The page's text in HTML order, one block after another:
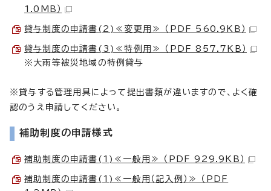
1.0MB）
貸与制度の申請書(2)≪変更用≫ （PDF 560.9KB）
貸与制度の申請書(3)≪特例用≫ （PDF 857.7KB）
※大雨等被災地域の特例貸与
※貸与する管理用具によって提出書類が違いますので、よく確
認のうえ申請してください。
補助制度の申請様式
補助制度の申請書(1)≪一般用≫ （PDF 929.9KB）
補助制度の申請書(1)≪一般用（記入例）≫ （PDF